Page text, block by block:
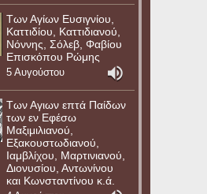
Των Αγίων Ευσιγνίου,
Καττιδίου, Καττιδιανού,
Νόννης, Σόλεβ, Φαβίου
Επισκόπου Ρώμης
5 Αυγούστου
Των Αγιων επτά Παίδων
των εν Εφέσω
Μαξιμιλιανού,
Εξακουστωδιανού,
Ιαμβλίχου, Μαρτινιανού,
Διονυσίου, Αντωνίνου
και Κωνσταντίνου κ.ά.